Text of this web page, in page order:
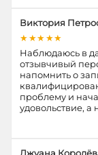
Виктория
★★★★★
Наблюдаюсь в
отзывчивый
напомнить о
проблему и
удовольствие, а